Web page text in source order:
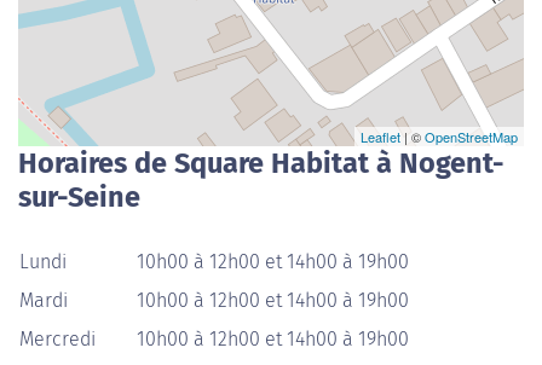
Leaflet | ©OpenStreetMap
Horaires de Square Habitat à Nogent-
sur-Seine
Lundi
10h00 à 12h00 et 14h00 à 19h00
Mardi
10h00 à 12h00 et 14h00 à 19h00
Mercredi
10h00 à 12h00 et 14h00 à 19h00